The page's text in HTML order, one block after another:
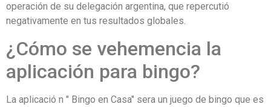
operación de su delegación argentina, que repercutió
negativamente en tus resultados globales.
¿Cómo se vehemencia la
aplicación para bingo?
La aplicació n " Bingo en Casa" sera un juego de bingo que es